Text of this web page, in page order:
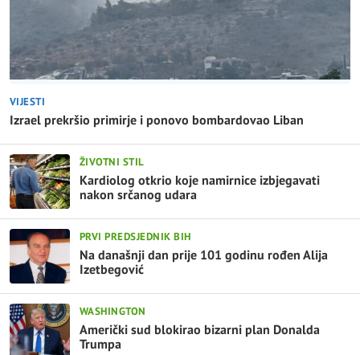
VIJESTI
Izrael prekršio primirje i ponovo bombardovao Liban
ŽIVOTNI STIL
Kardiolog otkrio koje namirnice izbjegavati
nakon srčanog udara
PRVI PREDSJEDNIK BIH
Na današnji dan prije 101 godinu rođen Alija
Izetbegović
WASHINGTON
Američki sud blokirao bizarni plan Donalda
Trumpa